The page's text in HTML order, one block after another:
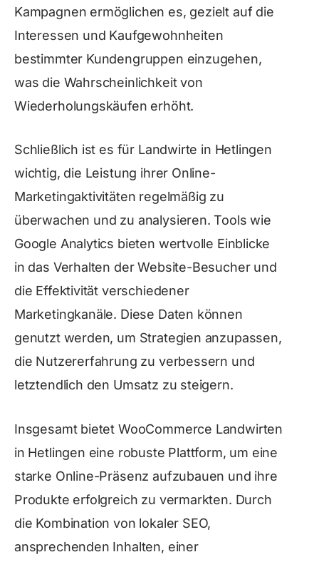
Kampagnen ermöglichen es, gezielt auf die
Interessen und Kaufgewohnheiten
bestimmter Kundengruppen einzugehen,
was die Wahrscheinlichkeit von
Wiederholungskäufen erhöht.
Schließlich ist es für Landwirte in Hetlingen
wichtig, die Leistung ihrer Online-
Marketingaktivitäten regelmäßig zu
überwachen und zu analysieren. Tools wie
Google Analytics bieten wertvolle Einblicke
in das Verhalten der Website-Besucher und
die Effektivität verschiedener
Marketingkanäle. Diese Daten können
genutzt werden, um Strategien anzupassen,
die Nutzererfahrung zu verbessern und
letztendlich den Umsatz zu steigern.
Insgesamt bietet WooCommerce Landwirten
in Hetlingen eine robuste Plattform, um eine
starke Online-Präsenz aufzubauen und ihre
Produkte erfolgreich zu vermarkten. Durch
die Kombination von lokaler SEO,
ansprechenden Inhalten, einer